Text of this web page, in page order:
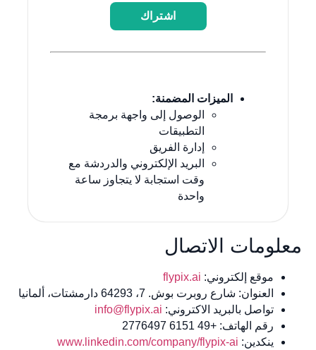
اشتراك
الميزات المضمنة:
الوصول إلى واجهة برمجة
التطبيقات
إدارة الفريق
البريد الإلكتروني والدردشة مع
وقت استجابة لا يتجاوز ساعة
الاتصال
موقع إلكتروني:flypix.ai
العنوان: شارع روبرت بوش. 7، 64293 دارمشتات، ألمانيا
تواصل بالبريد الاكتروني:info@flypix.ai
رقم الهاتف: +49 6151 2776497
ينكدين:www.linkedin.com/company/flypix-ai